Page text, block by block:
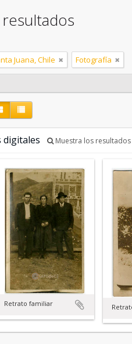
Juana, Chile Fotografía
digitales Muestra los
Retrato familiar